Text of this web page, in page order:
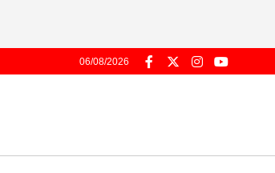
06/08/2026